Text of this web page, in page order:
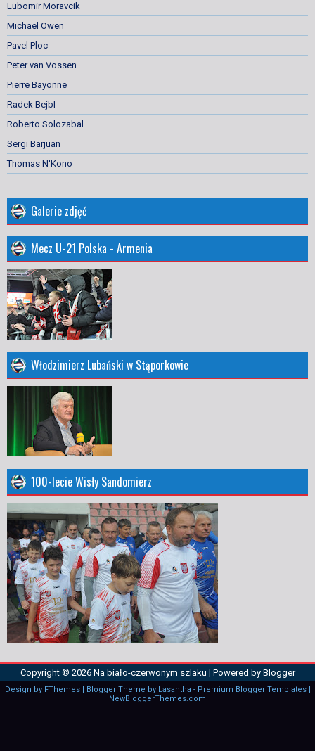
Lubomir Moravcik
Michael Owen
Pavel Ploc
Peter van Vossen
Pierre Bayonne
Radek Bejbl
Roberto Solozabal
Sergi Barjuan
Thomas N'Kono
Galerie zdjęć
Mecz U-21 Polska - Armenia
Włodzimierz Lubański w Stąporkowie
100-lecie Wisły Sandomierz
Copyright © 2026 Na biało-czerwonym szlaku | Powered by Blogger
Design by FThemes| Blogger Theme by Lasantha - Premium Blogger Templates|
NewBloggerThemes.com